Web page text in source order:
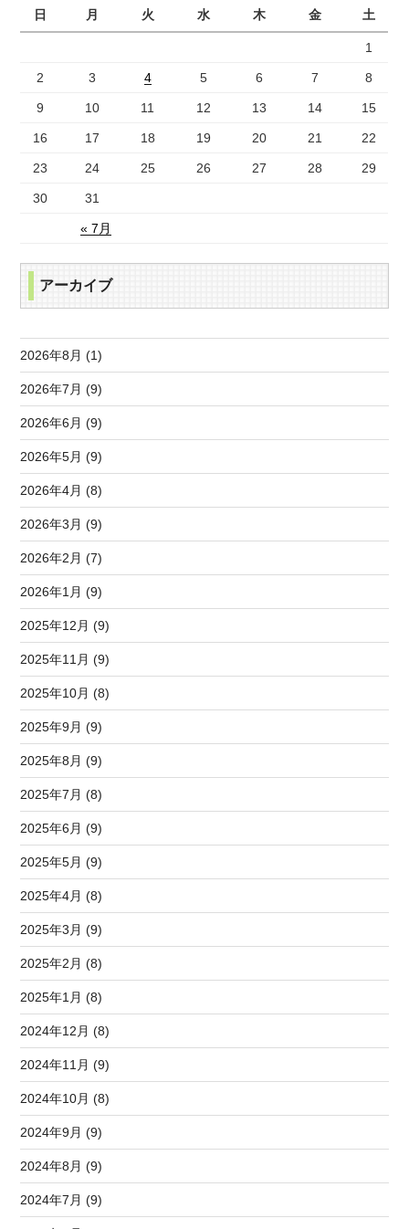
日
月 火 水 木 金 土
« 7月
1
2 3 4 5 6 7 8
9 10 11 12 13 14 15
16 17 18 19 20 21 22
23 24 25 26 27 28 29
30 31
アーカイブ
2026年8月 (1)
2026年7月 (9)
2026年6月 (9)
2026年5月 (9)
2026年4月 (8)
2026年3月 (9)
2026年2月 (7)
2026年1月 (9)
2025年12月 (9)
2025年11月 (9)
2025年10月 (8)
2025年9月 (9)
2025年8月 (9)
2025年7月 (8)
2025年6月 (9)
2025年5月 (9)
2025年4月 (8)
2025年3月 (9)
2025年2月 (8)
2025年1月 (8)
2024年12月 (8)
2024年11月 (9)
2024年10月 (8)
2024年9月 (9)
2024年8月 (9)
2024年7月 (9)